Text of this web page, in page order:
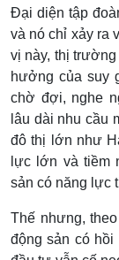
Đại diện tập
và nó chỉ xảy ra
vị này, thị
hưởng của suy
chờ đợi, nghe
lâu dài nhu cầu
đô thị lớn như
lực lớn và tiềm
sản có năng lực
Thế nhưng,
động sản có hồi